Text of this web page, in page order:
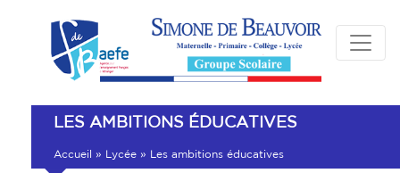
LES AMBITIONS ÉDUCATIVES
Accueil » Lycée » Les ambitions éducatives